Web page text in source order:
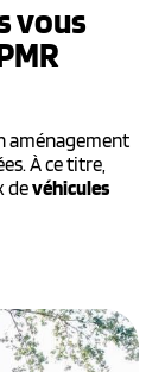
vous
aménagement
À ce titre,
devéhicules